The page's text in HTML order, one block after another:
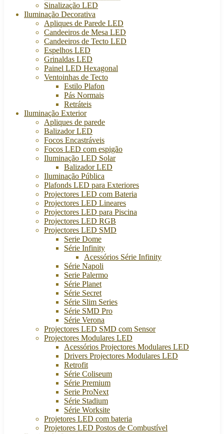
Sinalização LED
Iluminação Decorativa
Apliques de Parede LED
Candeeiros de Mesa LED
Candeeiros de Tecto LED
Espelhos LED
Grinaldas LED
Painel LED Hexagonal
Ventoinhas de Tecto
Estilo Plafon
Pás Normais
Retráteis
Iluminação Exterior
Apliques de parede
Balizador LED
Focos Encastráveis
Focos LED com espigão
Iluminação LED Solar
Balizador LED
Iluminação Pública
Plafonds LED para Exteriores
Projectores LED com Bateria
Projectores LED Lineares
Projectores LED para Piscina
Projectores LED RGB
Projectores LED SMD
Serie Dome
Série Infinity
Acessórios Série Infinity
Série Napoli
Serie Palermo
Série Planet
Série Secret
Série Slim Series
Série SMD Pro
Série Verona
Projectores LED SMD com Sensor
Projectores Modulares LED
Acessórios Projectores Modulares LED
Drivers Projectores Modulares LED
Retrofit
Série Coliseum
Série Premium
Serie ProNext
Série Stadium
Série Worksite
Projetores LED com bateria
Projetores LED Postos de Combustível